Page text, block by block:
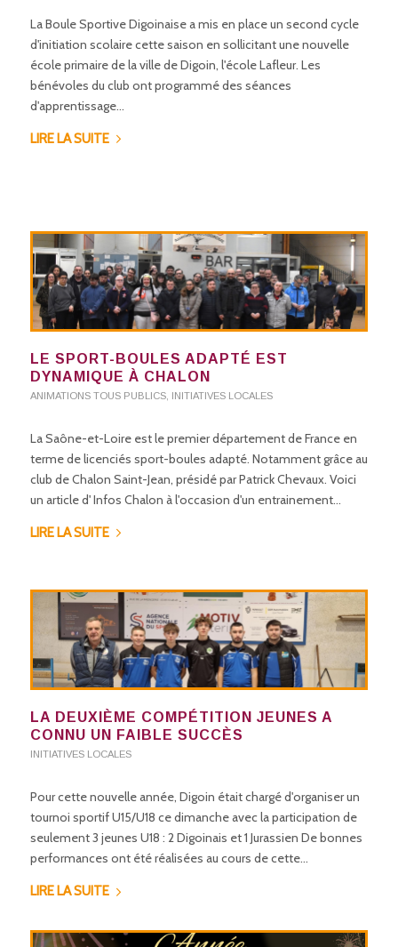
La Boule Sportive Digoinaise a mis en place un second cycle
d'initiation scolaire cette saison en sollicitant une nouvelle
école primaire de la ville de Digoin, l'école Lafleur. Les
bénévoles du club ont programmé des séances
d'apprentissage…
LIRE LA SUITE
LE SPORT-BOULES ADAPTÉ EST
DYNAMIQUE À CHALON
ANIMATIONS TOUS PUBLICS INITIATIVES LOCALES
La Saône-et-Loire est le premier département de France en
terme de licenciés sport-boules adapté. Notamment grâce au
club de Chalon Saint-Jean, présidé par Patrick Chevaux. Voici
un article d' Infos Chalon à l'occasion d'un entrainement…
LIRE LA SUITE
LA DEUXIÈME COMPÉTITION JEUNES A
CONNU UN FAIBLE SUCCÈS
INITIATIVES LOCALES
Pour cette nouvelle année, Digoin était chargé d'organiser un
tournoi sportif U15/U18 ce dimanche avec la participation de
seulement 3 jeunes U18 : 2 Digoinais et 1 Jurassien De bonnes
performances ont été réalisées au cours de cette…
LIRE LA SUITE